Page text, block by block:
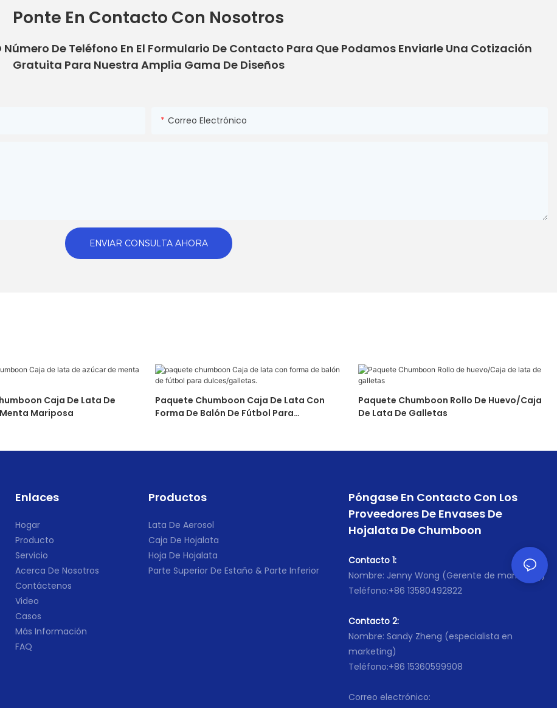
Ponte En Contacto Con Nosotros
De Teléfono En El Formulario De Contacto Para Que Podamos Enviarle Una Cotización
Gratuita Para Nuestra Amplia Gama De Diseños
Correo Electrónico
ENVIAR CONSULTA AHORA
De Lata De
Mariposa‌
Paquete Chumboon Caja De Lata Con
Forma De Balón De Fútbol Para
Paquete Chumboon Rollo De Huevo/Caja
De Lata De Galletas
Enlaces
Hogar
Producto
Servicio
Acerca De Nosotros
Contáctenos
Video
Casos
Más Información
FAQ
Productos
Lata De Aerosol
Caja De Hojalata
Hoja De Hojalata
Parte Superior De Estaño & Parte Inferior
Póngase En Contacto Con Los
Proveedores De Envases De
Hojalata De Chumboon
Contacto 1:
Nombre: Jenny Wong (Gerente de marketing)
Teléfono:+86 13580492822
Contacto 2:
Nombre: Sandy Zheng (especialista en
marketing)
Teléfono:+86 15360599908
Correo electrónico: